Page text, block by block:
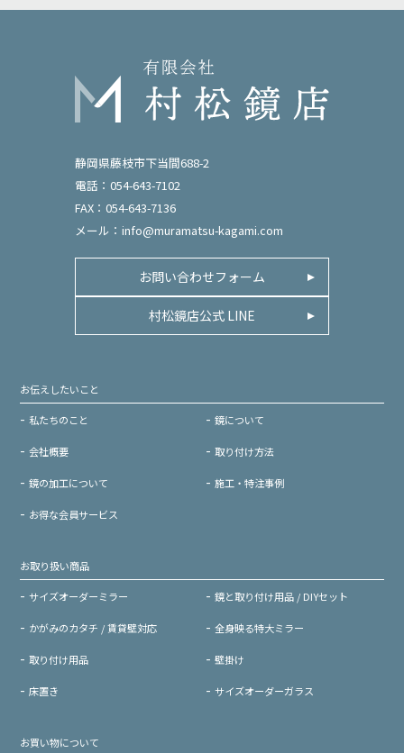
静岡県藤枝市下当間688-2
電話：054-643-7102
FAX：054-643-7136
メール： info@muramatsu-kagami.com
お問い合わせフォーム
村松鏡店公式 LINE
お伝えしたいこと
私たちのこと 鏡について
会社概要 取り付け方法
鏡の加工について 施工・特注事例
お得な会員サービス
お取り扱い商品
サイズオーダーミラー 鏡と取り付け用品 / DIYセット
かがみのカタチ / 賃貸壁対応 全身映る特大ミラー
取り付け用品 壁掛け
床置き サイズオーダーガラス
お買い物について